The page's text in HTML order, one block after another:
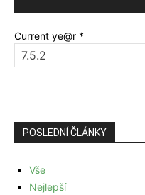
Current ye@r *
POSLEDNÍ ČLÁNKY
Vše
Nejlepší